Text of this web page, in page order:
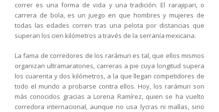
correr es una forma de vida y una tradición. El rarajipari, o
carrera de bola, es un juego en que hombres y mujeres de
todas las edades corren tras una pelota por distancias que
superan los cien kilómetros a través de la serranía mexicana.
La fama de corredores de los rarámuri es tal, que ellos mismos
organizan ultramaratones, carreras a pie cuya longitud supera
los cuarenta y dos kilómetros, a la que llegan competidores de
todo el mundo a probarse contra ellos. Hoy, los rarámuri son
más conocidos gracias a Lorena Ramírez, quien se ha vuelto
corredora internacional, aunque no usa lycras ni mallas, sino